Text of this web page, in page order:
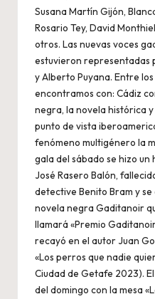
Susana Martín Gijón,
Rosario Tey, David
otros. Las nuevas voces
estuvieron representadas
y Alberto Puyana. Entre
encontramos con: Cádiz
negra, la novela histórica
punto de vista
fenómeno multigénero la
gala del sábado se hizo
José Rasero Balón,
detective Benito Bram y
novela negra Gaditanoir
llamará «Premio
recayó en el autor Juan
«Los perros que nadie
Ciudad de Getafe 2023).
del domingo con la mesa